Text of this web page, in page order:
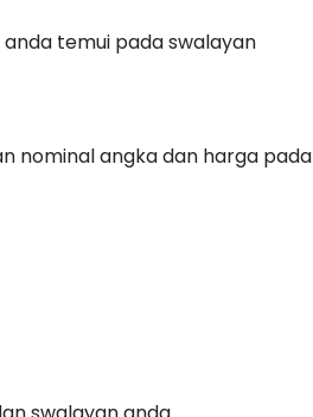
temui pada swalayan
nominal angka dan harga pada